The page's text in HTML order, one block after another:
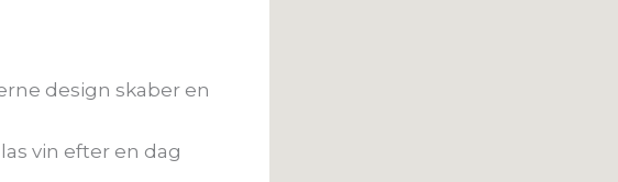
design skaber en
vin efter en dag